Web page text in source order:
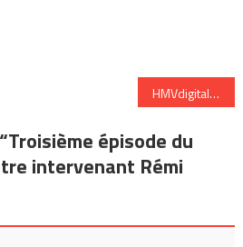
HMVdigital nouvel acteur de vente de mp3 au Canada
Troisième épisode du
intervenant Rémi